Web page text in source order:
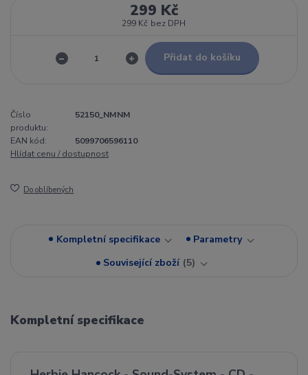
299 Kč
299 Kč bez DPH
Přidat do košíku
Číslo
produktu:
52150_NMNM
EAN kód:
5099706596110
Hlídat cenu / dostupnost
Do oblíbených
Kompletní specifikace
Parametry
Související zboží 5
Kompletní specifikace